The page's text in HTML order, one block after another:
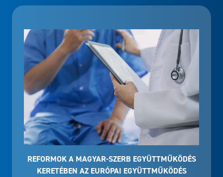
REFORMOK A MAGYAR-SZERB EGYÜTTMŰKÖDÉS
KERETÉBEN AZ EURÓPAI EGYÜTTMŰKÖDÉS